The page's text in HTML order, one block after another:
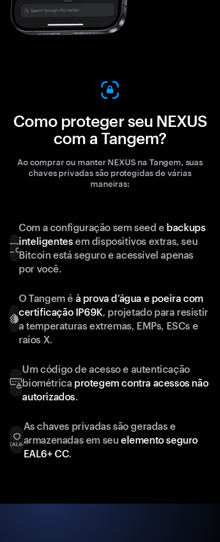
Como proteger seu NEXUS
com a Tangem?
Ao comprar ou manter NEXUS na Tangem, suas
chaves privadas são protegidas de várias
maneiras:
Com a configuração sem seed e backups
inteligentesem dispositivos extras, seu
Bitcoin está seguro e acessível apenas
por você.
O Tangem é à prova d’água e poeira com
certificação IP69K, projetado para resistir
a temperaturas extremas, EMPs, ESCs e
raios X.
Um código de acesso e autenticação
biométrica protegem contra acessos não
autorizados.
As chaves privadas são geradas e
armazenadas em seu elemento seguro
EAL6+ CC.